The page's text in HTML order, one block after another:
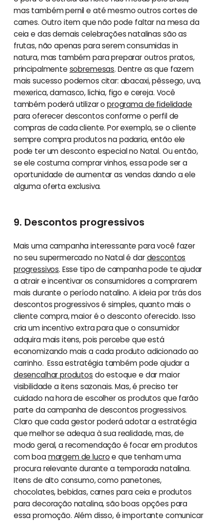
mas também pernil e até mesmo outros cortes de
carnes. Outro item que não pode faltar na mesa da
ceia e das demais celebrações natalinas são as
frutas, não apenas para serem consumidas in
natura, mas também para preparar outros pratos,
principalmente sobremesas. Dentre as que fazem
mais sucesso podemos citar: abacaxi, pêssego, uva,
mexerica, damasco, lichia, figo e cereja. Você
também poderá utilizar oprograma de fidelidade
para oferecer descontos conforme o perfil de
compras de cada cliente. Por exemplo, se o cliente
sempre compra produtos na padaria, então ele
pode ter um desconto especial no Natal. Ou então,
se ele costuma comprar vinhos, essa pode ser a
oportunidade de aumentar as vendas dando a ele
alguma oferta exclusiva.
9. Descontos progressivos
Mais uma campanha interessante para você fazer
no seu supermercado no Natal é dardescontos
progressivos. Esse tipo de campanha pode te ajudar
a atrair e incentivar os consumidores a comprarem
mais durante o período natalino. A ideia por trás dos
descontos progressivos é simples, quanto mais o
cliente compra, maior é o desconto oferecido. Isso
cria um incentivo extra para que o consumidor
adquira mais itens, pois percebe que está
economizando mais a cada produto adicionado ao
carrinho. Essa estratégia também pode ajudar a
desencalhar produtos do estoque e dar maior
visibilidade a itens sazonais. Mas, é preciso ter
cuidado na hora de escolher os produtos que farão
parte da campanha de descontos progressivos.
Claro que cada gestor poderá adotar a estratégia
que melhor se adequa à sua realidade, mas, de
modo geral, a recomendação é focar em produtos
com boamargem de lucroe que tenham uma
procura relevante durante a temporada natalina.
Itens de alto consumo, como panetones,
chocolates, bebidas, carnes para ceia e produtos
para decoração natalina, são boas opções para
essa promoção. Além disso, é importante comunicar